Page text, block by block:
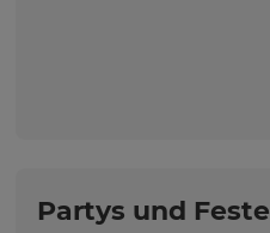
Partys und Feste